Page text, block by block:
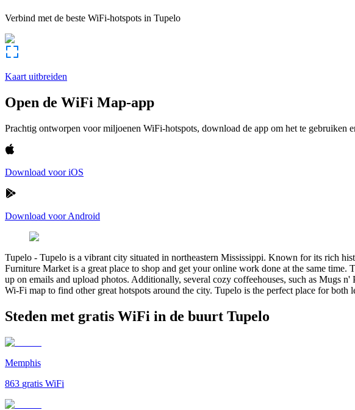
Verbind met de beste WiFi-hotspots in Tupelo
Kaart uitbreiden
Open de WiFi Map-app
Prachtig ontworpen voor miljoenen WiFi-hotspots, download de app om het te gebruiken
Download voor iOS
Download voor Android
Tupelo - Tupelo is a vibrant city situated in northeastern Mississippi. Known for its rich
Furniture Market is a great place to shop and get your online work done at the same
up on emails and upload photos. Additionally, several cozy coffeehouses, such as Mugs
Wi-Fi map to find other great hotspots around the city. Tupelo is the perfect place for
Steden met gratis WiFi in de buurt Tupelo
Memphis
863 gratis WiFi